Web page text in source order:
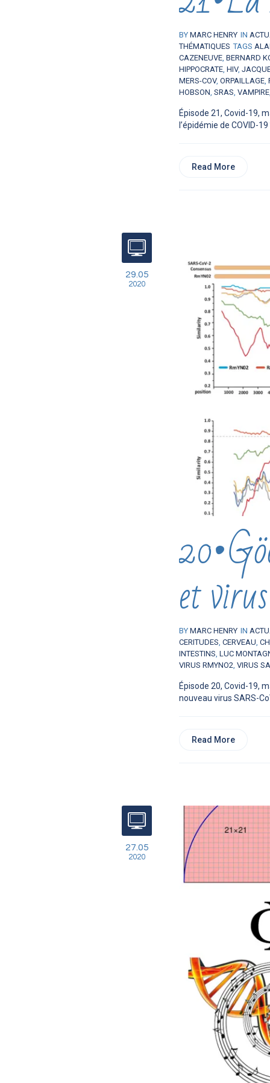
BY MARC HENRY IN
THÉMATIQUES TAGS
CAZENEUVE, BERNARD
HIPPOCRATE, HIV,
MERS-COV, ORPAILLAGE,
HOBSON, SRAS, VAMPIRE
Épisode 21, Covid-19,
l’épidémie de COVID-
Read More
29.05
2020
et virus
BY MARC HENRY IN
CERITUDES, CERVEAU,
INTESTINS, LUC
VIRUS RMYNO2, VIRUS
Épisode 20, Covid-19,
nouveau virus SARS-
Read More
27.05
2020